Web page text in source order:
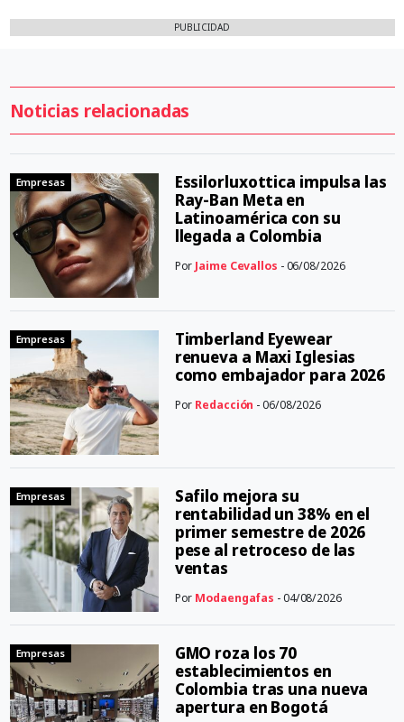
PUBLICIDAD
Noticias relacionadas
Empresas
Essilorluxottica impulsa las
Ray-Ban Meta en
Latinoamérica con su
llegada a Colombia
Por Jaime Cevallos - 06/08/2026
Empresas
Timberland Eyewear
renueva a Maxi Iglesias
como embajador para 2026
Por Redacción - 06/08/2026
Empresas
Safilo mejora su
rentabilidad un 38% en el
primer semestre de 2026
pese al retroceso de las
ventas
Por Modaengafas - 04/08/2026
Empresas
GMO roza los 70
establecimientos en
Colombia tras una nueva
apertura en Bogotá